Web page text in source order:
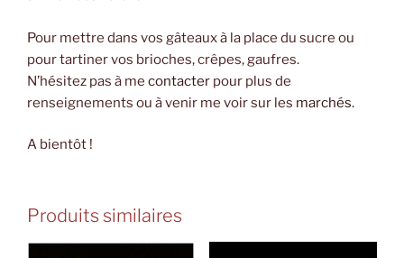
Pour mettre dans vos gâteaux à la place du sucre ou
pour tartiner vos brioches, crêpes, gaufres.
N’hésitez pas à me contacter pour plus de
renseignements ou à venir me voir sur les marchés.
A bientôt !
Produits similaires